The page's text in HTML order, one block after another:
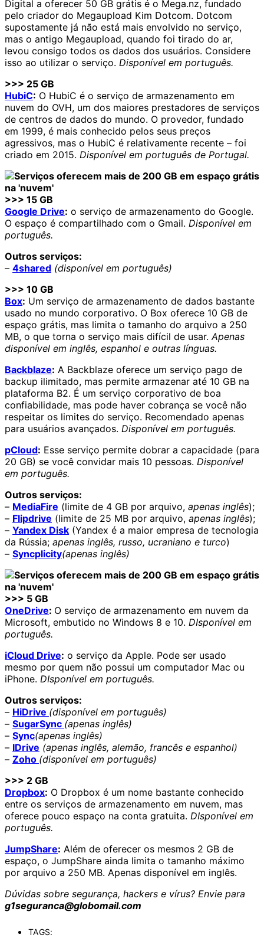
Digital a oferecer 50 GB grátis é o Mega.nz, fundado
pelo criador do Megaupload Kim Dotcom. Dotcom
supostamente já não está mais envolvido no serviço,
mas o antigo Megaupload, quando foi tirado do ar,
levou consigo todos os dados dos usuários. Considere
isso ao utilizar o serviço. Disponível em português.
>>> 25 GB
HubiC: O HubiC é o serviço de armazenamento em
nuvem do OVH, um dos maiores prestadores de serviços
de centros de dados do mundo. O provedor, fundado
em 1999, é mais conhecido pelos seus preços
agressivos, mas o HubiC é relativamente recente – foi
criado em 2015. Disponível em português de Portugal.
>>> 15 GB
Google Drive: o serviço de armazenamento do Google.
O espaço é compartilhado com o Gmail. Disponível em
português.
Outros serviços:
– 4shared (disponível em português)
>>> 10 GB
Box: Um serviço de armazenamento de dados bastante
usado no mundo corporativo. O Box oferece 10 GB de
espaço grátis, mas limita o tamanho do arquivo a 250
MB, o que torna o serviço mais difícil de usar.Apenas
disponível em inglês, espanhol e outras línguas.
Backblaze: A Backblaze oferece um serviço pago de
backup ilimitado, mas permite armazenar até 10 GB na
plataforma B2. É um serviço corporativo de boa
confiabilidade, mas pode haver cobrança se você não
respeitar os limites do serviço. Recomendado apenas
para usuários avançados. Disponível em português.
pCloud: Esse serviço permite dobrar a capacidade (para
20 GB) se você convidar mais 10 pessoas. Disponível
em português.
Outros serviços:
– MediaFire (limite de 4 GB por arquivo, apenas inglês);
– Flipdrive (limite de 25 MB por arquivo, apenas inglês);
– Yandex Disk (Yandex é a maior empresa de tecnologia
da Rússia; apenas inglês, russo, ucraniano e turco)
– Syncplicity(apenas inglês)
>>> 5 GB
OneDrive: O serviço de armazenamento em nuvem da
Microsoft, embutido no Windows 8 e 10. DIsponível em
português.
iCloud Drive: o serviço da Apple. Pode ser usado
mesmo por quem não possui um computador Mac ou
iPhone. DIsponível em português.
Outros serviços:
– HiDrive (disponível em português)
– SugarSync (apenas inglês)
– Sync(apenas inglês)
– IDrive (apenas inglês, alemão, francês e espanhol)
– Zoho (disponível em português)
>>> 2 GB
Dropbox: O Dropbox é um nome bastante conhecido
entre os serviços de armazenamento em nuvem, mas
oferece pouco espaço na conta gratuita. DIsponível em
português.
JumpShare: Além de oferecer os mesmos 2 GB de
espaço, o JumpShare ainda limita o tamanho máximo
por arquivo a 250 MB. Apenas disponível em inglês.
Dúvidas sobre segurança, hackers e vírus? Envie para
g1seguranca@globomail.com
TAGS: